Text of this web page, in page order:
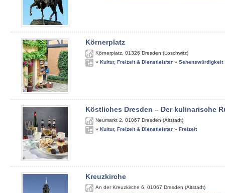
Körnerplatz
Körnerplatz 01326 Dresden (Loschwitz)
» Kultur, Freizeit & Dienstleister » Sehenswürdigkeit
Köstliches Dresden – Der kulinarische
Neumarkt 2 01067 Dresden (Altstadt)
» Kultur, Freizeit & Dienstleister » Freizeit
Kreuzkirche
An der Kreuzkirche 6 01067 Dresden (Altstadt)